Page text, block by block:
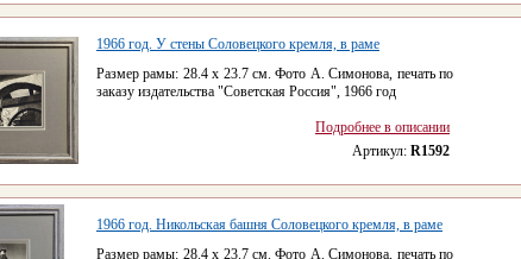
1966 год. У стены Соловецкого кремля, в раме
Размер рамы: 28.4 x 23.7 см. Фото А. Симонова, печать по
заказу издательства "Советская Россия", 1966 год
Подробнее в описании
Артикул: R1592
1966 год. Никольская башня Соловецкого кремля, в раме
Размер рамы: 28.4 x 23.7 см. Фото А. Симонова, печать по